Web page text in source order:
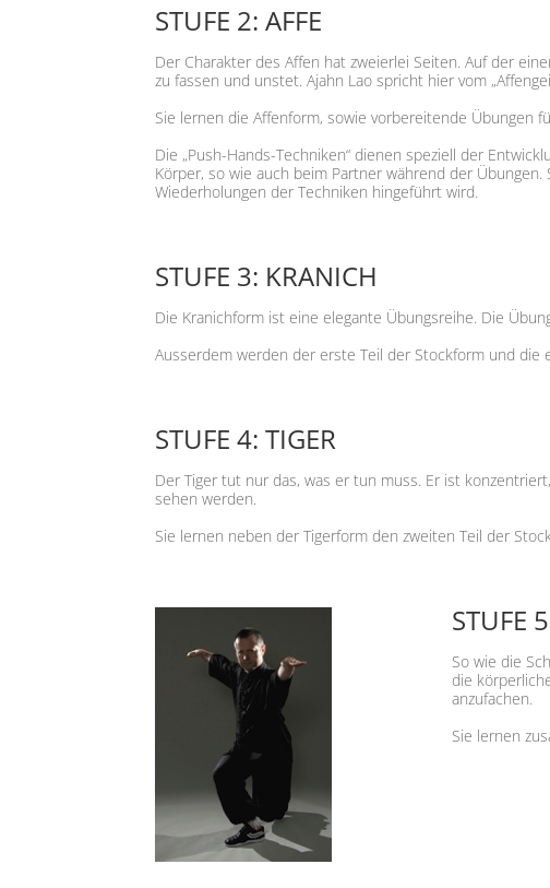
STUFE 2: AFFE
Der Charakter des Affen hat zweierlei Seiten. Auf der
zu fassen und unstet. Ajahn Lao spricht hier vom
Sie lernen die Affenform, sowie vorbereitende Übungen
Die „Push-Hands-Techniken“ dienen speziell der
Körper, so wie auch beim Partner während der
Wiederholungen der Techniken hingeführt wird.
STUFE 3: KRANICH
Die Kranichform ist eine elegante Übungsreihe. Die
Ausserdem werden der erste Teil der Stockform und die
STUFE 4: TIGER
Der Tiger tut nur das, was er tun muss. Er ist
sehen werden.
Sie lernen neben der Tigerform den zweiten Teil der
STUFE
So wie die
die
anzufachen.
Sie lernen